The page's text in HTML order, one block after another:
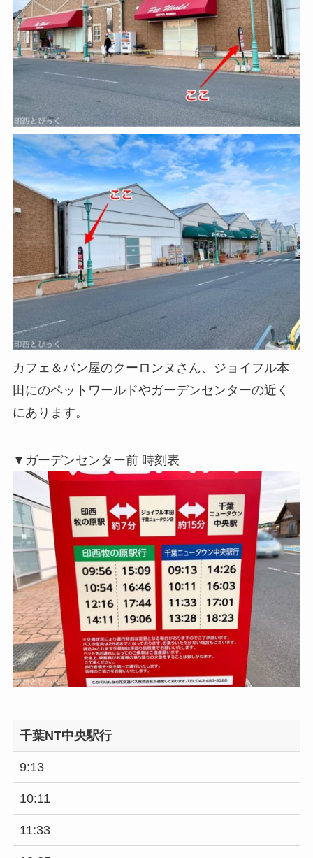
カフェ＆パン屋のクーロンヌさん、ジョイフル本
田にのペットワールドやガーデンセンターの近く
にあります。
▼ガーデンセンター前 時刻表
千葉NT中央駅行
9:13
10:11
11:33